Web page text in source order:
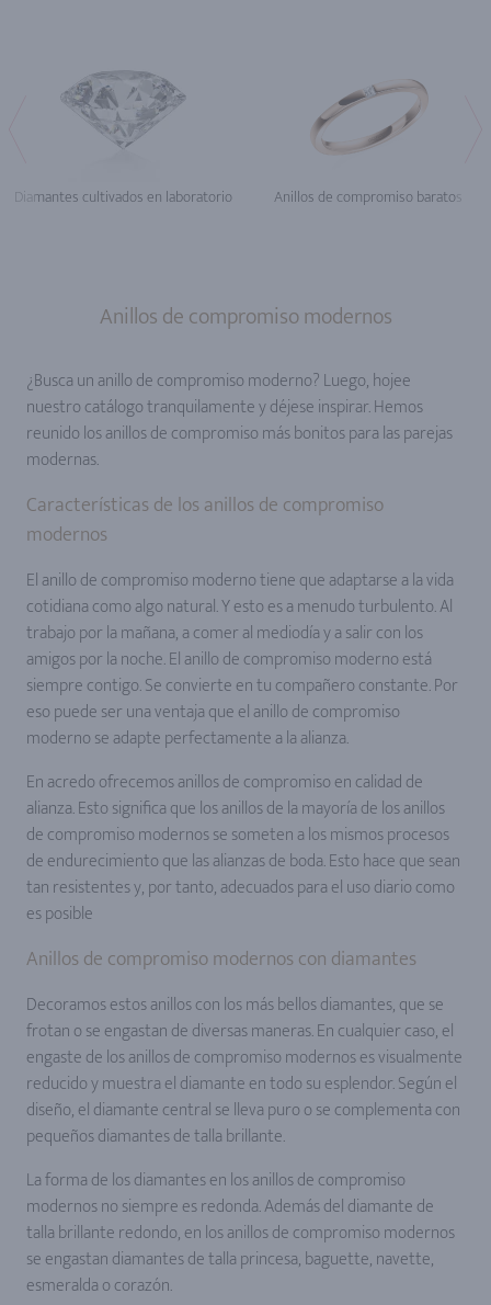
Diamantes cultivados en laboratorio Anillos de compromiso baratos
Anillos de compromiso modernos
¿Busca un anillo de compromiso moderno? Luego, hojee
nuestro catálogo tranquilamente y déjese inspirar. Hemos
reunido los anillos de compromiso más bonitos para las parejas
modernas.
Características de los anillos de compromiso
modernos
El anillo de compromiso moderno tiene que adaptarse a la vida
cotidiana como algo natural. Y esto es a menudo turbulento. Al
trabajo por la mañana, a comer al mediodía y a salir con los
amigos por la noche. El anillo de compromiso moderno está
siempre contigo. Se convierte en tu compañero constante. Por
eso puede ser una ventaja que el anillo de compromiso
moderno se adapte perfectamente a la alianza.
En acredo ofrecemos anillos de compromiso en calidad de
alianza. Esto significa que los anillos de la mayoría de los anillos
de compromiso modernos se someten a los mismos procesos
de endurecimiento que las alianzas de boda. Esto hace que sean
tan resistentes y, por tanto, adecuados para el uso diario como
es posible
Anillos de compromiso modernos con diamantes
Decoramos estos anillos con los más bellos diamantes, que se
frotan o se engastan de diversas maneras. En cualquier caso, el
engaste de los anillos de compromiso modernos es visualmente
reducido y muestra el diamante en todo su esplendor. Según el
diseño, el diamante central se lleva puro o se complementa con
pequeños diamantes de talla brillante.
La forma de los diamantes en los anillos de compromiso
modernos no siempre es redonda. Además del diamante de
talla brillante redondo, en los anillos de compromiso modernos
se engastan diamantes de talla princesa, baguette, navette,
esmeralda o corazón.